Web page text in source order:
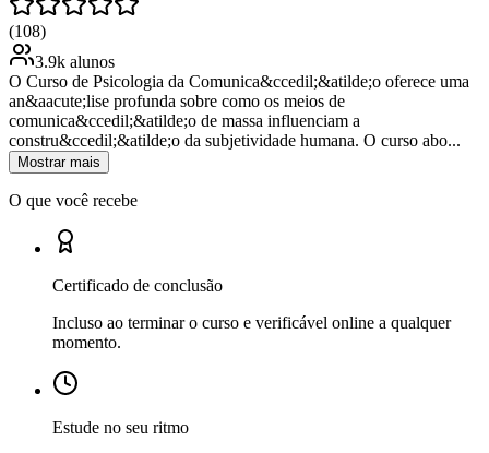
(108)
3.9k alunos
O Curso de Psicologia da Comunica&ccedil;&atilde;o oferece uma
an&aacute;lise profunda sobre como os meios de
comunica&ccedil;&atilde;o de massa influenciam a
constru&ccedil;&atilde;o da subjetividade humana. O curso abo...
Mostrar mais
O que você recebe
Certificado de conclusão
Incluso ao terminar o curso e verificável online a qualquer
momento.
Estude no seu ritmo